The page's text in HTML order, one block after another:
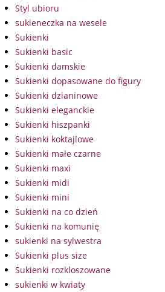
Styl ubioru
sukieneczka na wesele
Sukienki
Sukienki basic
Sukienki damskie
Sukienki dopasowane do figury
Sukienki dzianinowe
Sukienki eleganckie
Sukienki hiszpanki
Sukienki koktajlowe
Sukienki małe czarne
Sukienki maxi
Sukienki midi
Sukienki mini
Sukienki na co dzień
Sukienki na komunię
sukienki na sylwestra
Sukienki plus size
Sukienki rozkloszowane
sukienki w kwiaty